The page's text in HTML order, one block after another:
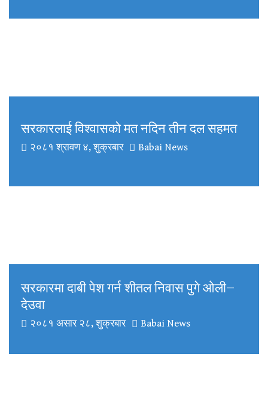
सरकारलाई विश्वासको मत नदिन तीन दल सहमत
२०८१ श्रावण ४, शुक्रबार Babai News
सरकारमा दाबी पेश गर्न शीतल निवास पुगे ओली–
देउवा
२०८१ असार २८, शुक्रबार Babai News